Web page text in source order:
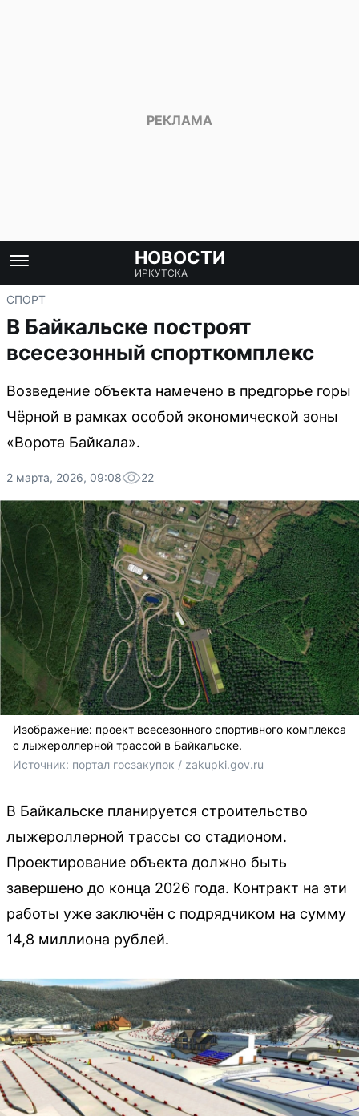
НОВОСТИ
ИРКУТСКА
СПОРТ
В Байкальске построят
всесезонный спорткомплекс
Возведение объекта намечено в предгорье горы
Чёрной в рамках особой экономической зоны
«Ворота Байкала».
2 марта, 2026, 09:08 22
Изображение: проект всесезонного спортивного комплекса
с лыжероллерной трассой в Байкальске.
Источник: портал госзакупок / zakupki.gov.ru
В Байкальске планируется строительство
лыжероллерной трассы со стадионом.
Проектирование объекта должно быть
завершено до конца 2026 года. Контракт на эти
работы уже заключён с подрядчиком на сумму
14,8 миллиона рублей.